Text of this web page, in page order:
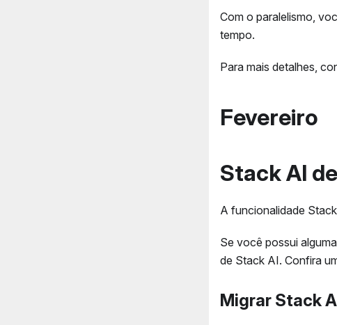
Com o paralelismo,
tempo.
Para mais detalhes,
Fevereiro
Stack AI
A funcionalidade
Se você possui
de Stack AI. Confira
Migrar Stack